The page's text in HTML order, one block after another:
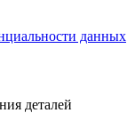
данных
деталей